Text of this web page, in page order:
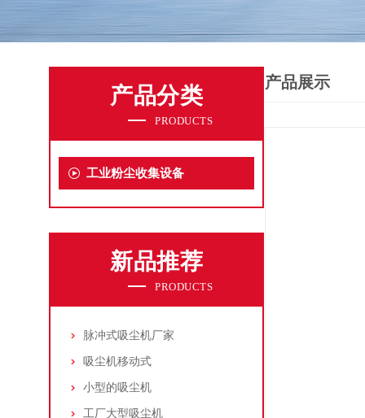
产品分类
PRODUCTS
工业粉尘收集设备
新品推荐
PRODUCTS
脉冲式吸尘机厂家
吸尘机移动式
小型的吸尘机
工厂大型吸尘机
产品展示